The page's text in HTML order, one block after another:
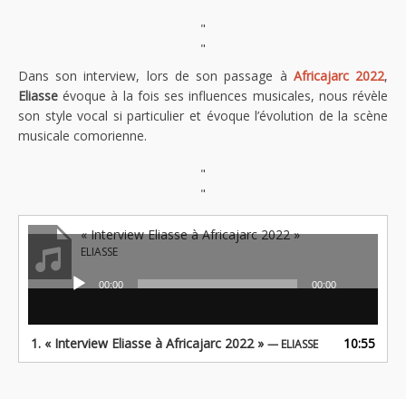
"
"
Dans son interview, lors de son passage à Africajarc 2022,
Eliasse évoque à la fois ses influences musicales, nous révèle
son style vocal si particulier et évoque l’évolution de la scène
musicale comorienne.
"
"
« Interview Eliasse à Africajarc 2022 »
ELIASSE
00:00 00:00
1. « Interview Eliasse à Africajarc 2022 » — ELIASSE 10:55